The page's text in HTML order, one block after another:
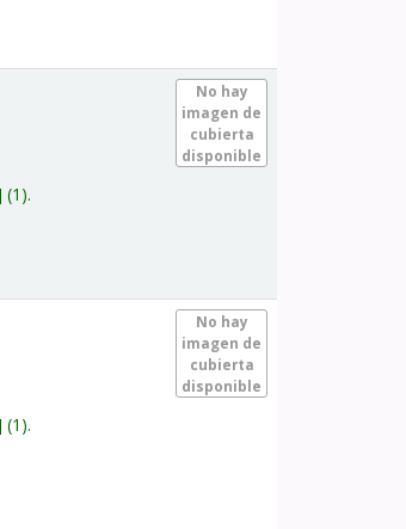
No hay
imagen de
cubierta
disponible
(1).
No hay
imagen de
cubierta
disponible
(1).